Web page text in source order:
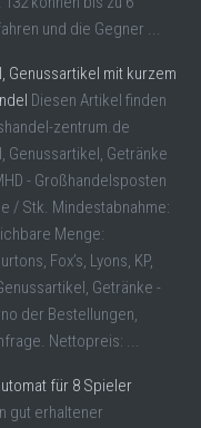
und die Gegner ...
Genussartikel mit kurzem
Diesen Artikel finden
zentrum.de
Genussartikel, Getränke
- Großhandelsposten
/ Stk. Mindestabnahme:
Menge:
Fox’s, Lyons, KP,
Getränke -
der Bestellungen,
Nettopreis: ...
für 8 Spieler
gut erhaltener